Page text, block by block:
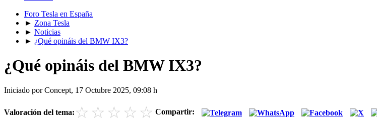
Foro Tesla en España
► Zona Tesla
► Noticias
► ¿Qué opináis del BMW IX3?
¿Qué opináis del BMW IX3?
Iniciado por Concept, 17 Octubre 2025, 09:08 h
Valoración del tema: ☆ ☆ ☆ ☆ ☆ Compartir: